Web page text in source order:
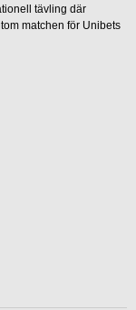
tävling där
matchen för Unibets